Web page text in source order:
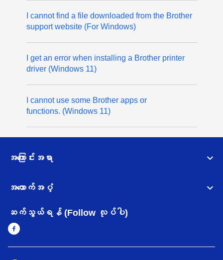
I cannot find a file downloaded from the Brother
support website (For Windows)
I get an error when installing a Brother printer
driver (Windows 11)
I cannot use some Brother apps or
functions. (Windows 11)
အကြောင်းအရာ
အထောက်အပံ့
ဆက်သွယ်ရန် (Follow လုပ်ပါ)